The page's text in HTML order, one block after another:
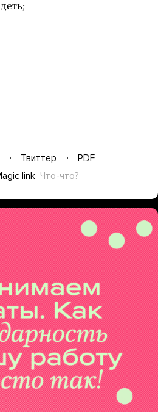
Твиттер
PDF
link Что-что?